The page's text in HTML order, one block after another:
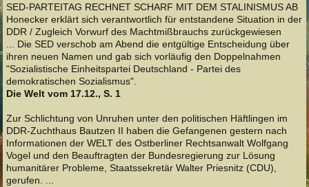
SED-PARTEITAG RECHNET SCHARF MIT DEM STALINISMUS AB
Honecker erklärt sich verantwortlich für entstandene Situation in der
DDR / Zugleich Vorwurf des Machtmißbrauchs zurückgewiesen
... Die SED verschob am Abend die entgültige Entscheidung über
ihren neuen Namen und gab sich vorläufig den Doppelnahmen
"Sozialistische Einheitspartei Deutschland - Partei des
demokratischen Sozialismus".
Die Welt vom 17.12., S. 1
Zur Schlichtung von Unruhen unter den politischen Häftlingen im
DDR-Zuchthaus Bautzen II haben die Gefangenen gestern nach
Informationen der WELT des Ostberliner Rechtsanwalt Wolfgang
Vogel und den Beauftragten der Bundesregierung zur Lösung
humanitärer Probleme, Staatssekretär Walter Priesnitz (CDU),
gerufen. ...